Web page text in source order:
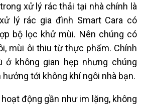
xử lý rác thải tại nhà chính là
lý rác gia đình Smart Cara có
bộ lọc khử mùi. Nên chúng có
mùi ôi thiu từ thực phẩm. Chính
ở không gian hẹp nhưng chúng
tới không khí ngôi nhà bạn.
động gần như im lặng, không